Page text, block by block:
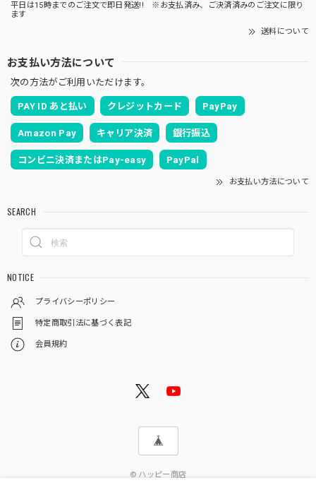
平日は15時までのご注文で即日発送!! ※お支払済み、ご決済済みのご注文に限り
ます
送料について
お支払い方法について
次の方法がご利用いただけます。
PAY ID あと払い クレジットカード PayPay
Amazon Pay キャリア決済 銀行振込
コンビニ決済またはPay-easy PayPal
お支払い方法について
SEARCH
NOTICE
プライバシーポリシー
特定商取引法に基づく表記
会員規約
© ハッピー商店